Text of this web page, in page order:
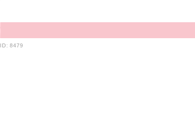
ID: 8479